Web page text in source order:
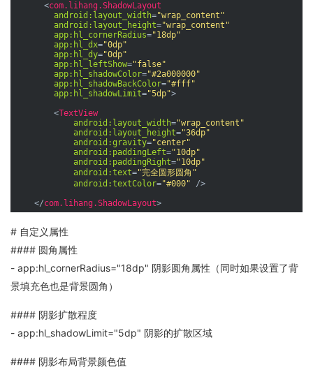
<com.lihang.ShadowLayout
android:layout_width="wrap_content"
android:layout_height="wrap_content"
app:hl_cornerRadius="18dp"
app:hl_dx="0dp"
app:hl_dy="0dp"
app:hl_leftShow="false"
app:hl_shadowColor="#2a000000"
app:hl_shadowBackColor="#fff"
app:hl_shadowLimit="5dp">
<TextView
android:layout_width="wrap_content"
android:layout_height="36dp"
android:gravity="center"
android:paddingLeft="10dp"
android:paddingRight="10dp"
android:text="完全圆形圆角"
android:textColor="#000" />
</com.lihang.ShadowLayout>
# 自定义属性
#### 圆角属性
- app:hl_cornerRadius="18dp" 阴影圆角属性（同时如果设置了背
景填充色也是背景圆角）
#### 阴影扩散程度
- app:hl_shadowLimit="5dp" 阴影的扩散区域
#### 阴影布局背景颜色值